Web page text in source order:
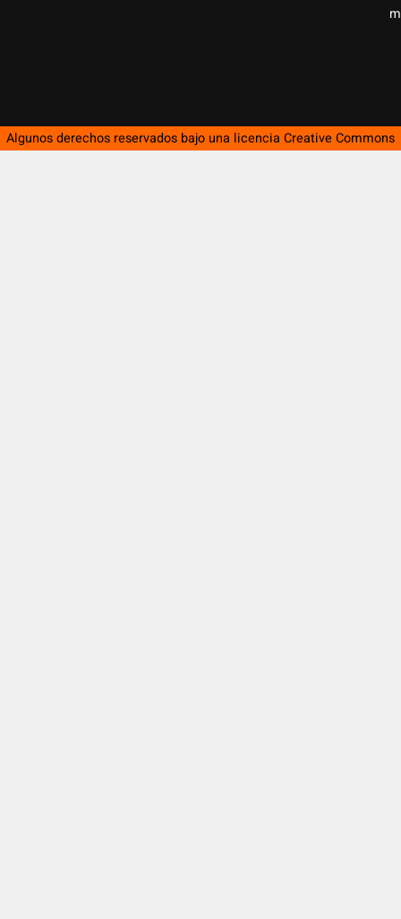
Algunos derechos reservados bajo una licencia Creative Commons